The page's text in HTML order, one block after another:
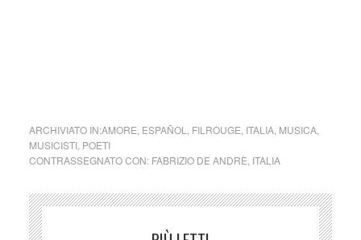
ARCHIVIATO IN:AMORE ESPAÑOL FILROUGE ITALIA, MUSICA,
MUSICISTI, POETI
CONTRASSEGNATO CON: FABRIZIO DE ANDRÈ ITALIA